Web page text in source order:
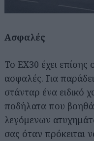
Ασφαλές
Το EX30 έχει επίσης
ασφαλές. Για
στάνταρ ένα ειδικό
ποδήλατα που
λεγόμενων
σας όταν πρόκειται
Αναζήτηση